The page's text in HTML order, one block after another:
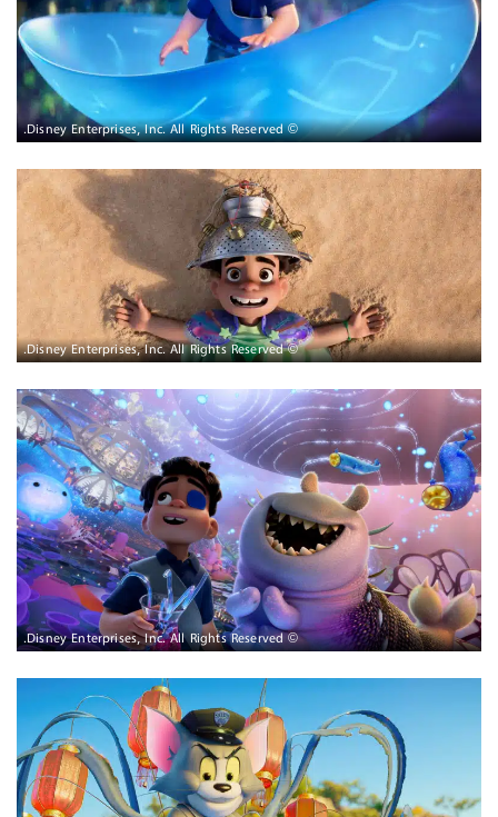
© Disney Enterprises, Inc. All Rights Reserved.
© Disney Enterprises, Inc. All Rights Reserved.
© Disney Enterprises, Inc. All Rights Reserved.